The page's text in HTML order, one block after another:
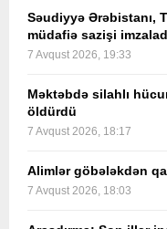
Səudiyyə Ərəbistanı,
müdafiə sazişi
7 Avqust 2026, 19:33
Məktəbdə silahlı
öldürdü
7 Avqust 2026, 18:17
Alimlər göbələkdən
7 Avqust 2026, 18:03